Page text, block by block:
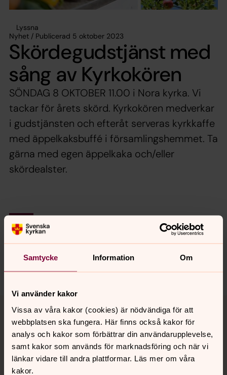
Samtycke Information Om
Vi använder kakor
Vissa av våra kakor (cookies) är nödvändiga för att
webbplatsen ska fungera. Här finns också kakor för
analys och kakor som förbättrar din användarupplevelse,
samt kakor som används för marknadsföring och när vi
länkar vidare till andra plattformar. Läs mer om våra
kakor.
Lyssna
Nyhet / Publicerad 5 oktober 2023
Skördegudstjänst med
sång av Kyrkokören
SÖNDAG 8 OKTOBER 11.00 i Nora kyrka. Vi
tackar för årets skörd. Kyrkokören medverkar
i gudstjänsten och efteråt serveras kyrkkaffe
med äppelkaksbuffé i församlingshemmet. Ta
gärna med egen äppelkaka och/eller
skördealster.
Synpunkter eller frågor på sidans
innehåll?
Tillbaka till toppen
Tillbaka till innehållet
Kontakt